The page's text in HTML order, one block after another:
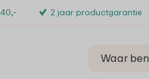
2 jaar productgarantie